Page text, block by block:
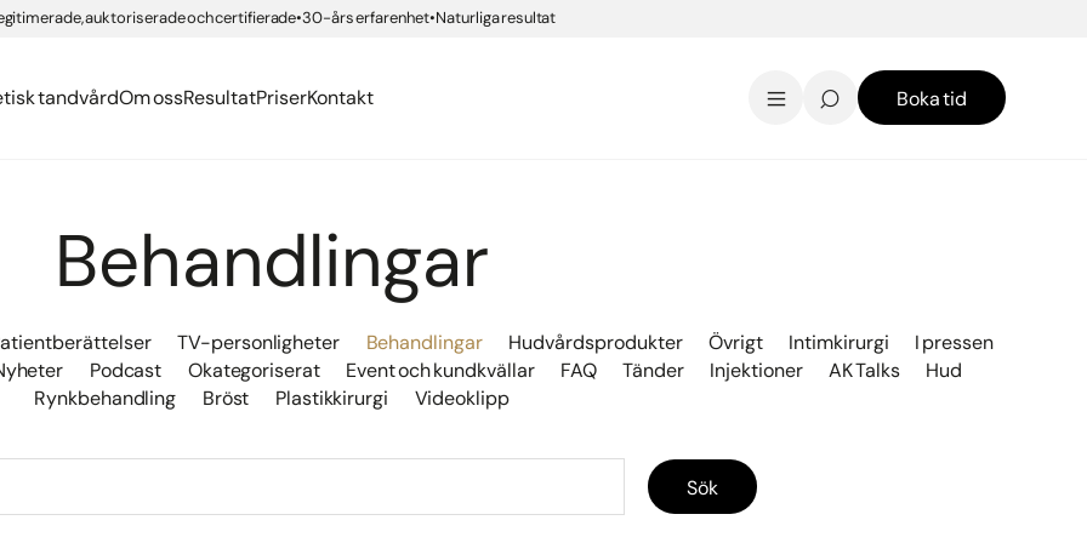
auktoriserade och certifierade 30-års erfarenhet Naturliga resultat
IPL
tandvård
med compositematerial
Brilliant SmileOm ossResultatPriserKontakt
KontaktEnglish
Boka tid
Behandlingar
TV-personligheter Behandlingar Hudvårdsprodukter Övrigt Intimkirurgi
I pressen
Podcast Okategoriserat Event och kundkvällar FAQ Tänder Injektioner AK Talks
Hud
Rynkbehandling
Bröst Plastikkirurgi Videoklipp
Sök